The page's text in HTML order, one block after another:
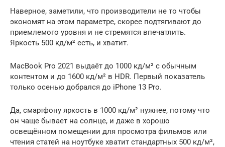
Наверное, заметили, что производители не то чтобы
экономят на этом параметре, скорее подтягивают до
приемлемого уровня и не стремятся впечатлить.
Яркость 500 кд/м² есть, и хватит.
MacBook Pro 2021 выдаёт до 1000 кд/м² с обычным
контентом и до 1600 кд/м² в HDR. Первый показатель
только осенью добрался до iPhone 13 Pro.
Да, смартфону яркость в 1000 кд/м² нужнее, потому что
он чаще бывает на солнце, и даже в хорошо
освещённом помещении для просмотра фильмов или
чтения статей на ноутбуке хватит стандартных 500 кд/м²,